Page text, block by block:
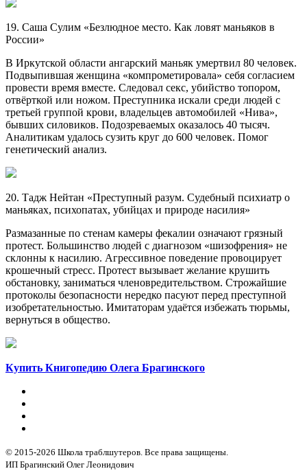
19. Саша Сулим «Безлюдное место. Как ловят маньяков в
России»
В Иркутской области ангарский маньяк умертвил 80 человек.
Подвыпившая женщина «компрометировала» себя согласием
провести время вместе. Следовал секс, убийство топором,
отвёрткой или ножом. Преступника искали среди людей с
третьей группой крови, владельцев автомобилей «Нива»,
бывших силовиков. Подозреваемых оказалось 40 тысяч.
Аналитикам удалось сузить круг до 600 человек. Помог
генетический анализ.
20. Тадж Нейтан «Преступный разум. Судебный психиатр о
маньяках, психопатах, убийцах и природе насилия»
Размазанные по стенам камеры фекалии означают грязный
протест. Большинство людей с диагнозом «шизофрения» не
склонны к насилию. Агрессивное поведение провоцирует
крошечный стресс. Протест вызывает желание крушить
обстановку, заниматься членовредительством. Строжайшие
протоколы безопасности нередко пасуют перед преступной
изобретательностью. Имитаторам удаётся избежать тюрьмы,
вернуться в общество.
Купить Книгопедию Олега Брагинского
© 2015-2026 Школа траблшутеров. Все права защищены.
ИП Брагинский Олег Леонидович